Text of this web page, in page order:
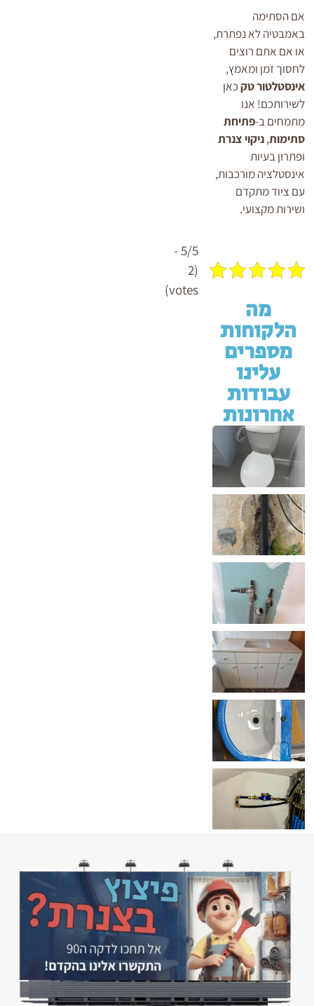
אם הסתימה
באמבטיה לא נפתרת,
או אם אתם רוצים
לחסוך זמן ומאמץ,
אינסטלטור טקכאן
לשירותכם! אנו
מתמחים ב-פתיחת
סתימות,ניקוי צנרת
ופתרון בעיות
אינסטלציה מורכבות,
עם ציוד מתקדם
ושירות מקצועי.
5/5 -
(2
votes)
מה
הלקוחות
מספרים
עלינו
עבודות
אחרונות